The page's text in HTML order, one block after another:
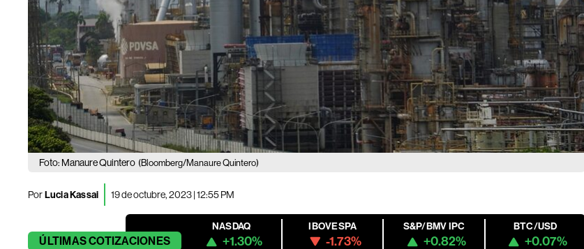
Foto: Manaure Quintero (Bloomberg/Manaure Quintero)
PorLucia Kassai 19 de octubre, 2023 | 12:55 PM
ÚLTIMASCOTIZACIONES
NASDAQ
+1.30%
IBOVESPA
-1.73%
S&P/BMV IPC
+0.82%
BTC/USD
+0.07%